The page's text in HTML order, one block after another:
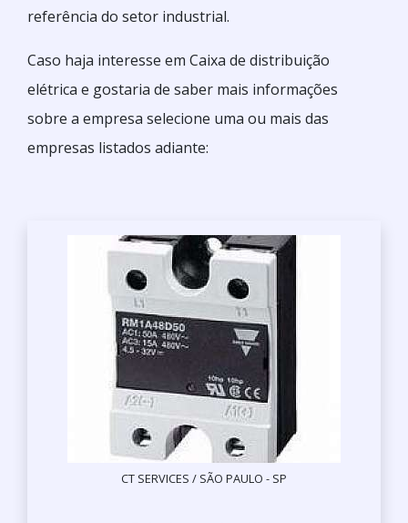
referência do setor industrial.
Caso haja interesse em Caixa de distribuição
elétrica e gostaria de saber mais informações
sobre a empresa selecione uma ou mais das
empresas listados adiante:
CT SERVICES / SÃO PAULO - SP